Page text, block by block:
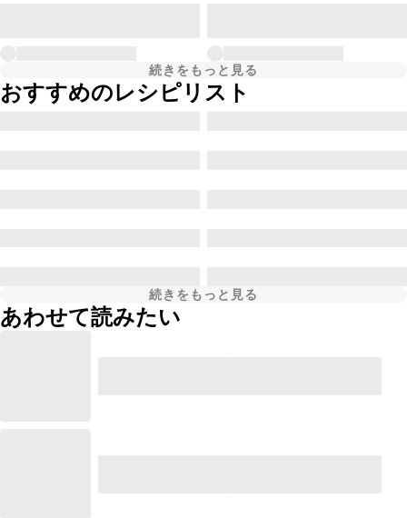
続きをもっと見る
おすすめのレシピリスト
続きをもっと見る
あわせて読みたい